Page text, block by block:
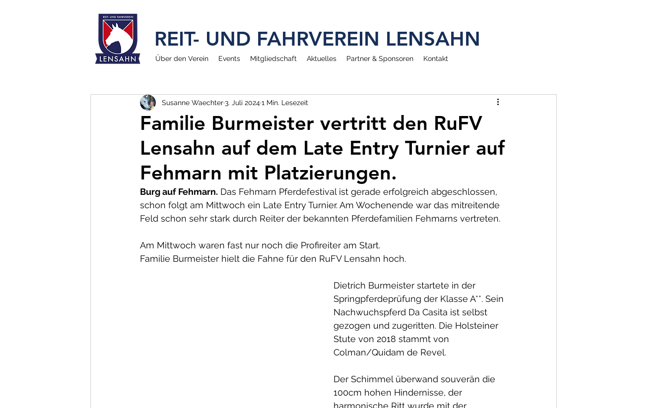
REIT- UND FAHRVEREIN LENSAHN
Über den Verein Events Mitgliedschaft Aktuelles Partner & Sponsoren Kontakt
Familie Burmeister vertritt den RuFV
Lensahn auf dem Late Entry Turnier auf
Fehmarn mit Platzierungen.
Susanne Waechter3. Juli 20241 Min. Lesezeit
Burg auf Fehmarn. Das Fehmarn Pferdefestival ist gerade erfolgreich abgeschlossen,
schon folgt am Mittwoch ein Late Entry Turnier. Am Wochenende war das mitreitende
Feld schon sehr stark durch Reiter der bekannten Pferdefamilien Fehmarns vertreten.
Am Mittwoch waren fast nur noch die Profireiter am Start.
Familie Burmeister hielt die Fahne für den RuFV Lensahn hoch.
Dietrich Burmeister startete in der
Springpferdeprüfung der Klasse A**. Sein
Nachwuchspferd Da Casita ist selbst
gezogen und zugeritten. Die Holsteiner
Stute von 2018 stammt von
Colman/Quidam de Revel.
Der Schimmel überwand souverän die
100cm hohen Hindernisse, der
harmonische Ritt wurde mit der